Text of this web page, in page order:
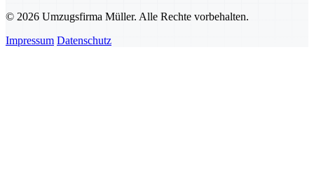
© 2026 Umzugsfirma Müller. Alle Rechte vorbehalten.
Impressum Datenschutz